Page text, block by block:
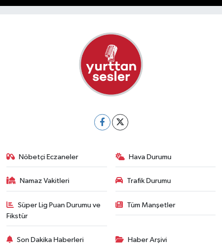
Nöbetçi Eczaneler Hava Durumu
Namaz Vakitleri Trafik Durumu
Süper Lig Puan Durumu ve
Fikstür
Tüm Manşetler
Son Dakika Haberleri Haber Arşivi